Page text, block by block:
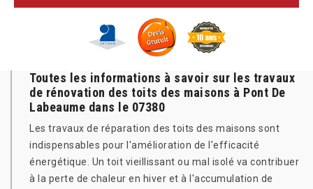
Toutes les informations à savoir sur les travaux
de rénovation des toits des maisons à Pont De
Labeaume dans le 07380
Les travaux de réparation des toits des maisons sont
indispensables pour l'amélioration de l'efficacité
énergétique. Un toit vieillissant ou mal isolé va contribuer
à la perte de chaleur en hiver et à l'accumulation de